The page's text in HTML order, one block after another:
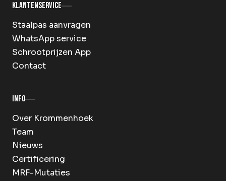
Klantenservice
Staalpas aanvragen
WhatsApp service
Schrootprijzen App
Contact
Info
Over Krommenhoek
Team
Nieuws
Certificering
MRF-Mutaties